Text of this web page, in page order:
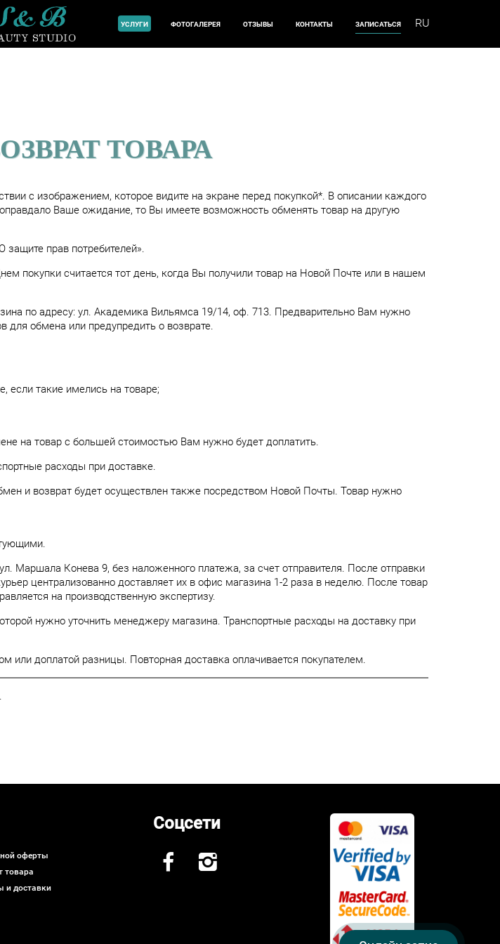
УСЛУГИ ФОТОГАЛЕРЕЯ ОТЗЫВЫ КОНТАКТЫ ЗАПИСАТЬСЯ
ТОВАРА
с изображением, которое видите на экране перед покупкой*. В описании каждого
Ваше ожидание, то Вы имеете возможность обменять товар на другую
защите прав потребителей».
покупки считается тот день, когда Вы получили товар на Новой Почте или в нашем
по адресу: ул. Академика Вильямса 19/14, оф. 713. Предварительно Вам нужно
для обмена или предупредить о возврате.
если такие имелись на товаре;
на товар с большей стоимостью Вам нужно будет доплатить.
расходы при доставке.
и возврат будет осуществлен также посредством Новой Почты. Товар нужно
Маршала Конева 9, без наложенного платежа, за счет отправителя. После отправки
централизованно доставляет их в офис магазина 1-2 раза в неделю. После товар
на производственную экспертизу.
нужно уточнить менеджеру магазина. Транспортные расходы на доставку при
доплатой разницы. Повторная доставка оплачивается покупателем.
оферты
товара
и доставки
Соцсети